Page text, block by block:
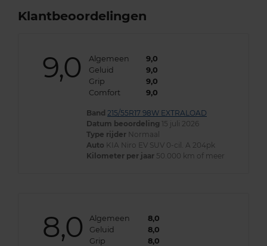
Klantbeoordelingen
9,0 Algemeen
9,0
Geluid
9,0
Grip
9,0
Comfort
9,0
Band 215/55R17 98W EXTRALOAD
Datum beoordeling 15 juli 2026
Type rijder Normaal
Auto KIA Niro EV SUV 0-cil. A 204pk
Kilometer per jaar 50.000 km of meer
8,0 Algemeen
8,0
Geluid
8,0
Grip
8,0